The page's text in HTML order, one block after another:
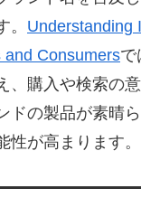
。 Understanding
and Consumersで
、購入や検索の
ドの製品が素晴
性が高まります。